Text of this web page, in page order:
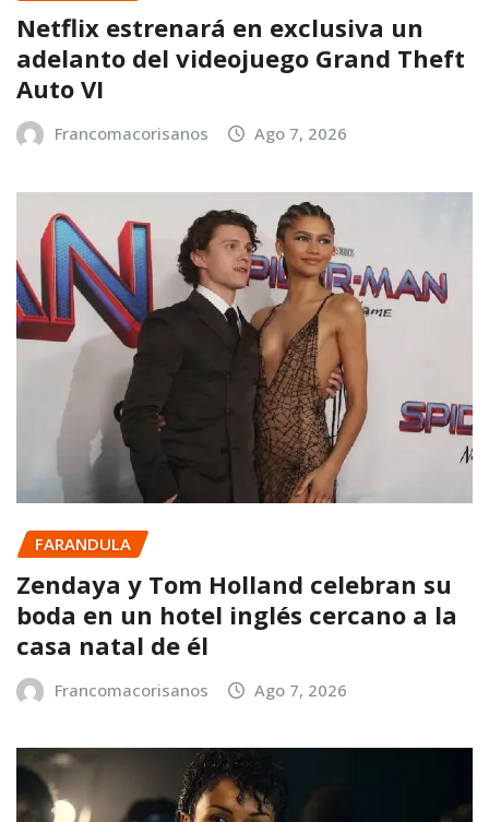
Netflix estrenará en exclusiva un
adelanto del videojuego Grand Theft
Auto VI
Francomacorisanos Ago 7, 2026
FARANDULA
Zendaya y Tom Holland celebran su
boda en un hotel inglés cercano a la
casa natal de él
Francomacorisanos Ago 7, 2026